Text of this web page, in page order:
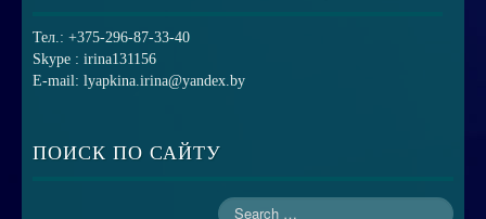
Тел.: +375-296-87-33-40
Skype : irina131156
E-mail: lyapkina.irina@yandex.by
ПОИСК ПО САЙТУ